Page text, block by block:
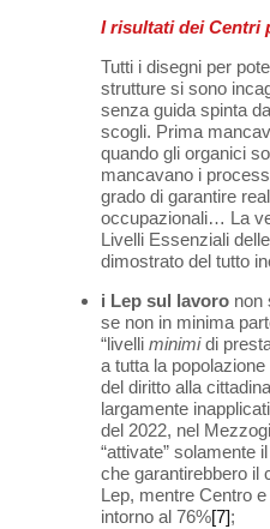
I risultati dei Centri
Tutti i disegni per
strutture si sono
senza guida spinta
scogli. Prima
quando gli organici
mancavano i
grado di garantire
occupazionali… La
Livelli Essenziali
dimostrato del tutto
i Lep sul lavoro non
se non in minima
“livelli minimidi
a tutta la
del diritto alla
largamente
del 2022, nel
“attivate” solamente
che garantirebbero il
Lep, mentre Centro
intorno al 76%[7];